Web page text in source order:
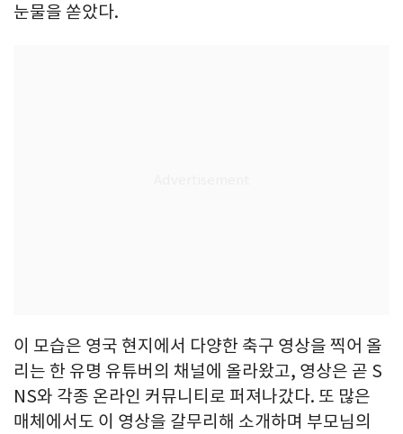
눈물을 쏟았다.
이 모습은 영국 현지에서 다양한 축구 영상을 찍어 올
리는 한 유명 유튜버의 채널에 올라왔고, 영상은 곧 S
NS와 각종 온라인 커뮤니티로 퍼져나갔다. 또 많은
매체에서도 이 영상을 갈무리해 소개하며 부모님의